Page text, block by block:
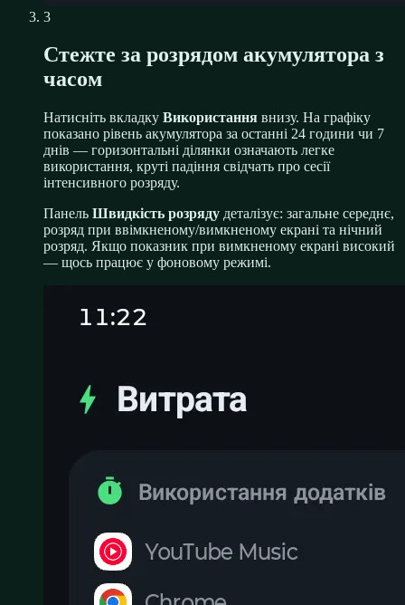
3
Стежте за розрядом акумулятора з
часом
Натисніть вкладку Використання внизу. На графіку
показано рівень акумулятора за останні 24 години чи 7
днів — горизонтальні ділянки означають легке
використання, круті падіння свідчать про сесії
інтенсивного розряду.
Панель Швидкість розряду деталізує: загальне середнє,
розряд при ввімкненому/вимкненому екрані та нічний
розряд. Якщо показник при вимкненому екрані високий
— щось працює у фоновому режимі.